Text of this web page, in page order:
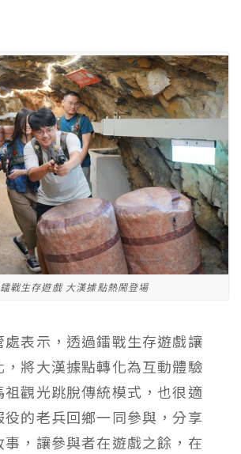
戰生存遊戲 大漢據點熱鬧登場
表示，透過鐳戰生存遊戲讓
，將大漢據點轉化為互動體驗
祖觀光跳脫傳統模式，也很適
役的老兵回鄉一同參與，分享
事，讓參與者在遊戲之餘，在